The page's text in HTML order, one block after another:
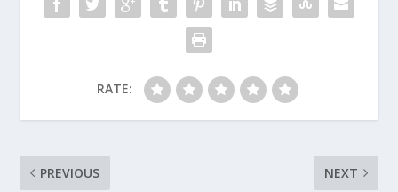
RATE:
PREVIOUS NEXT